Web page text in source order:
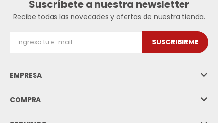
Suscríbete a nuestra newsletter
Recibe todas las novedades y ofertas de nuestra tienda.
SUSCRIBIRME
EMPRESA
COMPRA